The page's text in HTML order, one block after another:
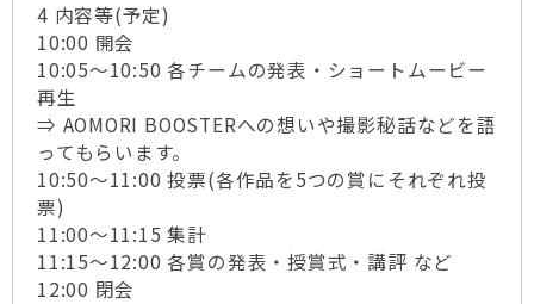
4 内容等(予定)
10:00 開会
10:05～10:50 各チームの発表・ショートムービー
再生
⇒ AOMORI BOOSTERへの想いや撮影秘話などを語
ってもらいます。
10:50～11:00 投票(各作品を5つの賞にそれぞれ投
票)
11:00～11:15 集計
11:15～12:00 各賞の発表・授賞式・講評 など
12:00 閉会